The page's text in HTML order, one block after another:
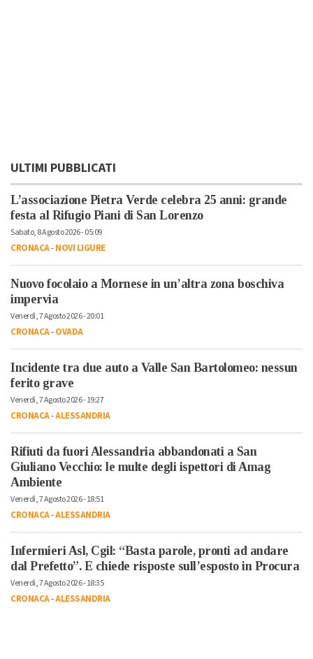
ULTIMI PUBBLICATI
L’associazione Pietra Verde celebra 25 anni: grande
festa al Rifugio Piani di San Lorenzo
Sabato, 8 Agosto 2026 - 05:09
CRONACA-NOVI LIGURE
Nuovo focolaio a Mornese in un’altra zona boschiva
impervia
Venerdì, 7 Agosto 2026 - 20:01
CRONACA-OVADA
Incidente tra due auto a Valle San Bartolomeo: nessun
ferito grave
Venerdì, 7 Agosto 2026 - 19:27
CRONACA-ALESSANDRIA
Rifiuti da fuori Alessandria abbandonati a San
Giuliano Vecchio: le multe degli ispettori di Amag
Ambiente
Venerdì, 7 Agosto 2026 - 18:51
CRONACA-ALESSANDRIA
Infermieri Asl, Cgil: “Basta parole, pronti ad andare
dal Prefetto”. E chiede risposte sull’esposto in Procura
Venerdì, 7 Agosto 2026 - 18:35
CRONACA-ALESSANDRIA